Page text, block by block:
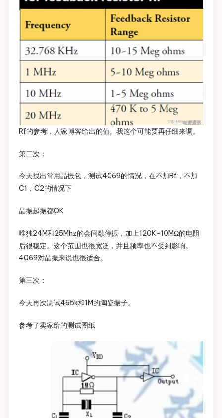
Rf的参考，人家博客给出的值。我这个可能要再仔细来调。
第二次：
今天找出常用晶振包，测试4069的情况，在不加Rf，不加
C1，C2的情况下
晶振起振都OK
唯独24M和25Mhz的会间歇停振，加上120K-10MΩ的电阻
后很稳定。这个范围也很宽泛，并且频率也不受到影响。
4069对晶振来说也很适合。
第三次：
今天再次测试465k和1M的陶瓷振子。
参考了卖家给的测试图纸